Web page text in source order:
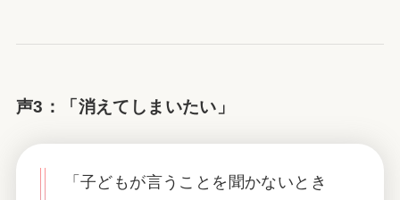
声3：「消えてしまいたい」
「子どもが言うことを聞かないとき